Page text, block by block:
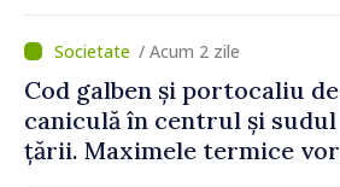
/ Acum 2 zile
Cod galben și portocaliu de
caniculă în centrul și sudul
țării. Maximele termice vor